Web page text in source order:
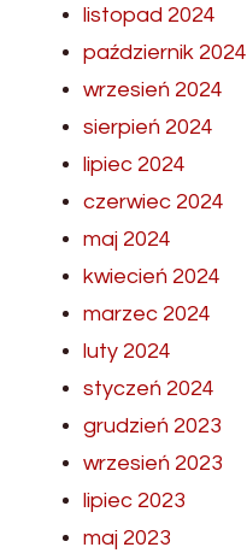
listopad 2024
październik 2024
wrzesień 2024
sierpień 2024
lipiec 2024
czerwiec 2024
maj 2024
kwiecień 2024
marzec 2024
luty 2024
styczeń 2024
grudzień 2023
wrzesień 2023
lipiec 2023
maj 2023